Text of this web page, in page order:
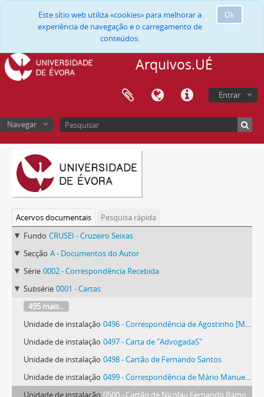
Ok
Este sítio web utiliza «cookies» para melhorar a
experiência de navegação e o carregamento de
conteúdos.
Arquivos.UÉ
Entrar
Navegar
Acervos documentais
Pesquisa rápida
Fundo CRUSEI - Cruzeiro Seixas
Secção A - Documentos do Autor
Série 0002 - Correspondência Recebida
Subsérie 0001 - Cartas
495 mais...
Unidade de instalação 0496 - Correspondência de Agostinho [Manuel Moreira de Sousa] Santos
Unidade de instalação 0497 - Carta de "AdvogadaS"
Unidade de instalação 0498 - Cartão de Fernando Santos
Unidade de instalação 0499 - Correspondência de Mário Manuel dos Santos
Unidade de instalação 0500 - Cartão de Nicolau Fernando Ramos dos Santos